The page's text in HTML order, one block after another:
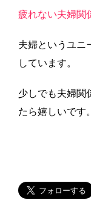
疲れない夫婦関
夫婦というユニ
しています。
少しでも夫婦関
たら嬉しいです。